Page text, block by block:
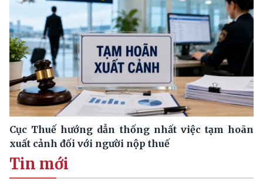
Cục Thuế hướng dẫn thống nhất việc tạm hoãn
xuất cảnh đối với người nộp thuế
Tin mới